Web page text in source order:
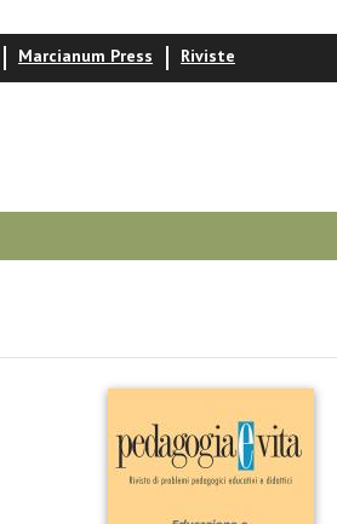
Marcianum Press Riviste